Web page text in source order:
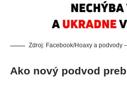
Zdroj: Facebook/Hoaxy a podvody
Ako nový podvod